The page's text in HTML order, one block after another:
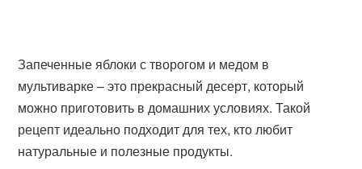
Запеченные яблоки с творогом и медом в
мультиварке – это прекрасный десерт, который
можно приготовить в домашних условиях. Такой
рецепт идеально подходит для тех, кто любит
натуральные и полезные продукты.